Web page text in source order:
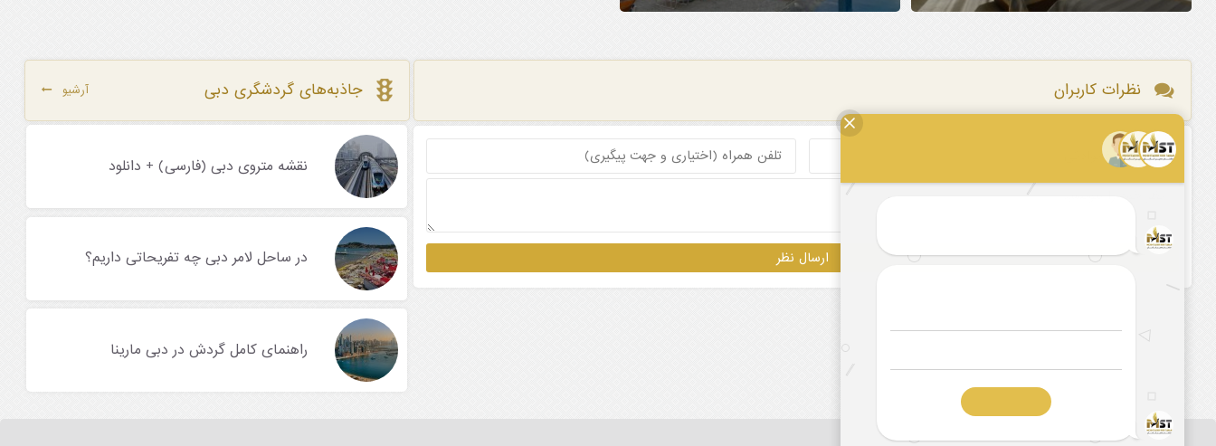
جاذبه‌های گردشگری دبی آرشیو
نقشه متروی دبی (فارسی) + دانلود
در ساحل لامر دبی چه تفریحاتی داریم؟
راهنمای کامل گردش در دبی مارینا
نظرات کاربران